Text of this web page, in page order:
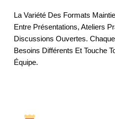
La Variété Des Formats
Entre Présentations, Ateliers
Discussions Ouvertes.
Besoins Différents Et Touche
Équipe.